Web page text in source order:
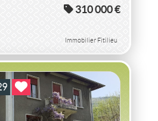
310 000 €
Immobilier Fitilieu
197M² HAB SAVOIE
-197m2 ( Terrain2 990m2)